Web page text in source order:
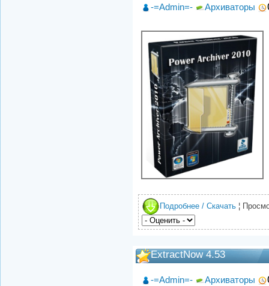
-=Admin=- Архиваторы
Подробнее / Скачать ¦
ExtractNow 4.53
-=Admin=- Архиваторы